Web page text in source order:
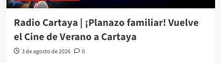
Radio Cartaya | ¡Planazo familiar! Vuelve
el Cine de Verano a Cartaya
3 de agosto de 2026 0